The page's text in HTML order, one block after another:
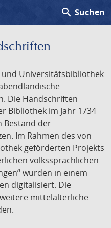
search Suchen
und Universitätsbibliothek
Die Handschriften
Bibliothek im Jahr 1734
Bestand der
Im Rahmen des von
geförderten Projekts
volkssprachlichen
wurden in einem
digitalisiert. Die
mittelalterliche